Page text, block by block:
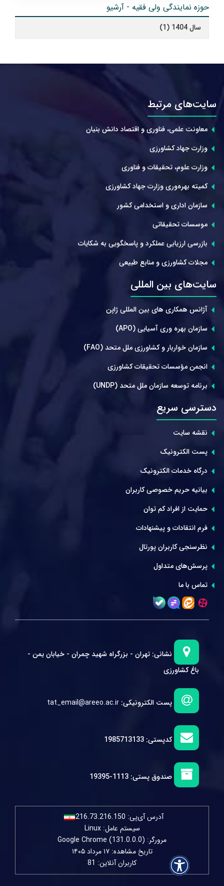
حوزه نمایندگی ولی فقیه - آرشیو
سال 1404 (1)
سایت‌های مرتبط
معاونت علمی، فناوری و اقتصاد دانش بنیان
وزارت جهاد کشاورزی
وزارت علوم، تحقیقات و فناوری
کمیته بهره‌وری وزارت جهاد کشاورزی
سازمان اداری و استخدامی کشور
موسسات تحقیقاتی
بازرسی ارزیابی عملکرد و پاسخگویی به شکایات
مجلات کشاورزی و منابع طبیعی
سایت‌های بین المللی
آژانس همکاری های بین المللی ژاپن
سازمان بهره وری آسیایی (APO)
سازمان خواربار و کشاورزی ملل متحد (FAO)
انجمن مؤسسات تحقیقات کشاورزی
برنامه توسعه سازمان ملل متحد (UNDP)
دسترسی سریع
نقشه سایت
پست الکترونیک
درگاه خدمات الکترونیک
بیانیه حریم خصوصی کاربران
حمایت از افراد کم توان
فرم انتقادات و پیشنهادات
نظرسنجی کاربران پورتال
پرسش‌های متداول
تماس با ما
نشانی: تهران - بزرگراه شهید چمران - خیابان یمن -
باغ کشاورزی
پست الکترونیکی: tat_email@areeo.ac.ir
کدپستی: 1985713133
صندوق پستی: 1113-19395
آدرس آی‌پی: 216.73.216.150
سیستم عامل: Linux
مرورگر: Google Chrome (131.0.0.0)
تاریخ مشاهده: ۱۷ مرداد ۱۴۰۵
کاربران آنلاین: 81